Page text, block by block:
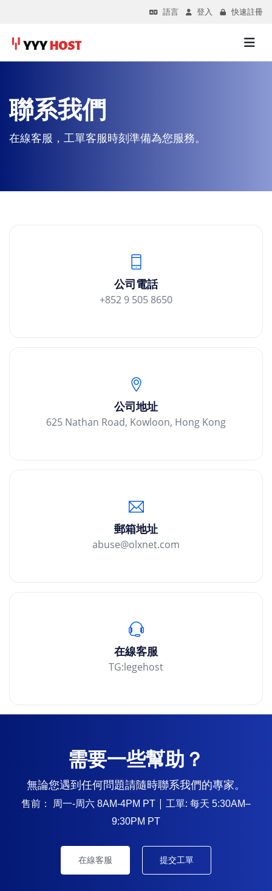
語言 登入 快速註冊
聯系我們
在線客服，工單客服時刻準備為您服務。
公司電話
+852 9 505 8650
公司地址
625 Nathan Road, Kowloon, Hong Kong
郵箱地址
abuse@olxnet.com
在線客服
TG:legehost
需要一些幫助？
無論您遇到任何問題請隨時聯系我們的專家。
售前： 周一-周六 8AM-4PM PT | 工單: 每天 5:30AM–
9:30PM PT
在線客服 提交工單